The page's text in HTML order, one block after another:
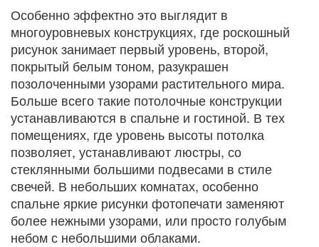
Особенно эффектно это выглядит в
многоуровневых конструкциях, где роскошный
рисунок занимает первый уровень, второй,
покрытый белым тоном, разукрашен
позолоченными узорами растительного мира.
Больше всего такие потолочные конструкции
устанавливаются в спальне и гостиной. В тех
помещениях, где уровень высоты потолка
позволяет, устанавливают люстры, со
стеклянными большими подвесами в стиле
свечей. В небольших комнатах, особенно
спальне яркие рисунки фотопечати заменяют
более нежными узорами, или просто голубым
небом с небольшими облаками.